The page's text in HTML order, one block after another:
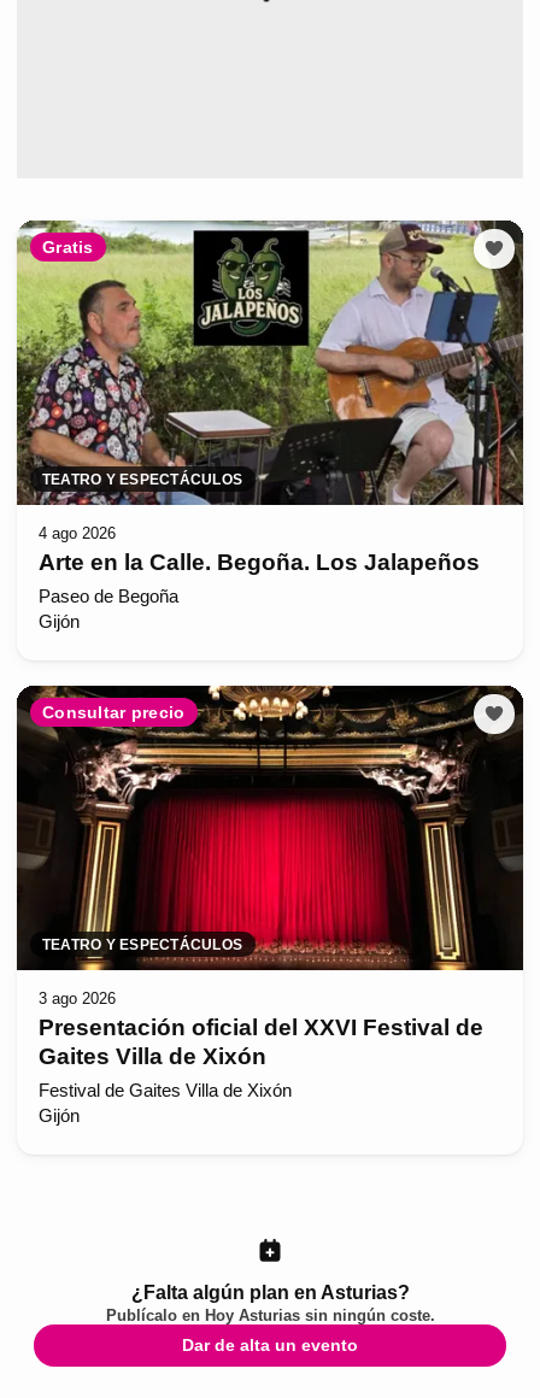
Gratis
TEATRO Y ESPECTÁCULOS
4 ago 2026
Arte en la Calle. Begoña. Los Jalapeños
Paseo de Begoña
Gijón
Consultar precio
TEATRO Y ESPECTÁCULOS
3 ago 2026
Presentación oficial del XXVI Festival de
Gaites Villa de Xixón
Festival de Gaites Villa de Xixón
Gijón
¿Falta algún plan en Asturias?
Publícalo en Hoy Asturiassin ningún coste.
Dar de alta un evento